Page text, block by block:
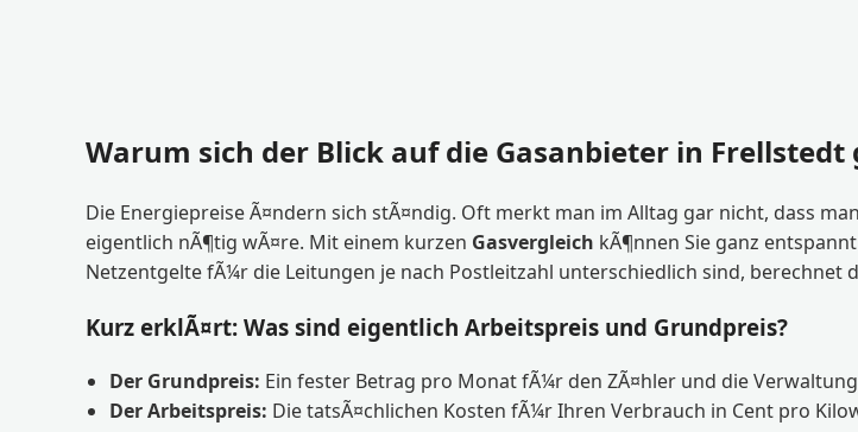
Warum sich der Blick auf die Gasanbieter in
Die Energiepreise Ã¤ndern sich stÃ¤ndig. Oft merkt man im Alltag gar nicht, dass
eigentlich nÃ¶tig wÃ¤re. Mit einem kurzen Gasvergleich kÃ¶nnen Sie ganz
Netzentgelte fÃ¼r die Leitungen je nach Postleitzahl unterschiedlich sind, berechnet
Kurz erklÃ¤rt: Was sind eigentlich Arbeitspreis und Grundpreis?
Der Grundpreis: Ein fester Betrag pro Monat fÃ¼r den ZÃ¤hler und die
Der Arbeitspreis: Die tatsÃ¤chlichen Kosten fÃ¼r Ihren Verbrauch in Cent pro